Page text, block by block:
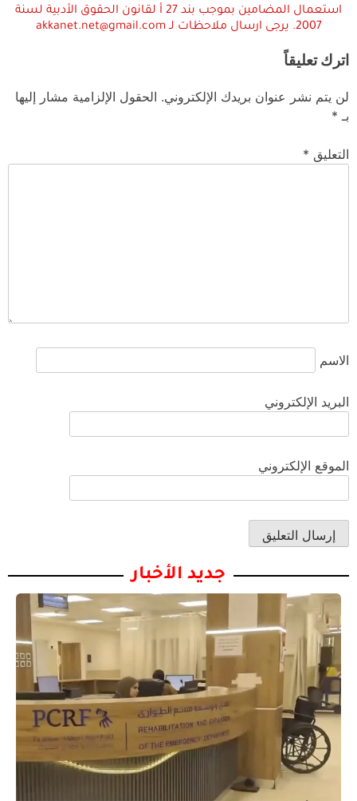
استعمال المضامين بموجب بند 27 أ لقانون الحقوق الأدبية لسنة
2007. يرجى ارسال ملاحظات لـ akkanet.net@gmail.com
اترك تعليقاً
لن يتم نشر عنوان بريدك الإلكتروني. الحقول الإلزامية مشار إليها
بـ *
التعليق *
الاسم
البريد الإلكتروني
الموقع الإلكتروني
جديد الأخبار